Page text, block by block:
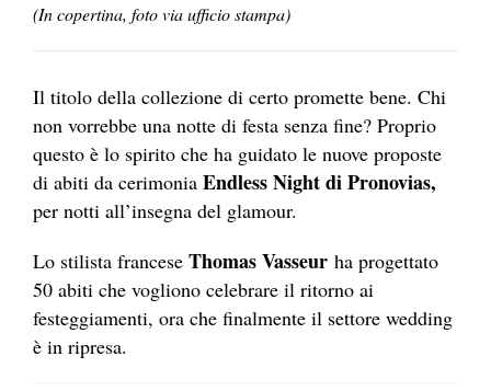
(In copertina, foto via ufficio stampa)
Il titolo della collezione di certo promette bene. Chi
non vorrebbe una notte di festa senza fine? Proprio
questo è lo spirito che ha guidato le nuove proposte
di abiti da cerimonia Endless Night di Pronovias,
per notti all’insegna del glamour.
Lo stilista francese Thomas Vasseur ha progettato
50 abiti che vogliono celebrare il ritorno ai
festeggiamenti, ora che finalmente il settore wedding
è in ripresa.